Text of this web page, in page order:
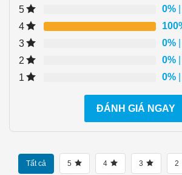
5 0%
4
3
0%
2
0%
1
0%
ĐÁNH GIÁ NGAY
Tất cả 5 4 3 2